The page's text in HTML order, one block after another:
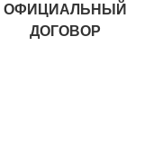
ОФИЦИАЛЬНЫЙ
ДОГОВОР